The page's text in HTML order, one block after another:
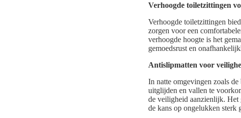
Verhoogde toiletzittingen
Verhoogde toiletzittingen
zorgen voor een
verhoogde hoogte is het
gemoedsrust en
Antislipmatten voor
In natte omgevingen zoals
uitglijden en vallen te
de veiligheid aanzienlijk. Het
de kans op ongelukken sterk